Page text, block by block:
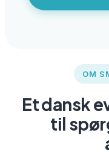
OM
Et dansk
til